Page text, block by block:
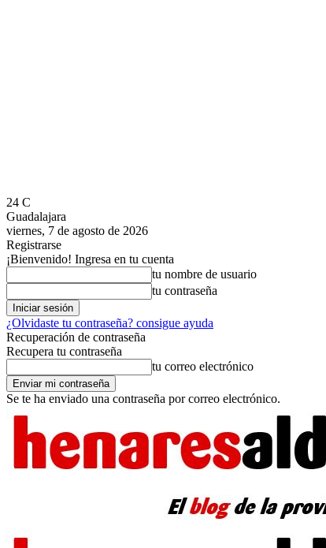
24 C
Guadalajara
viernes, 7 de agosto de 2026
Registrarse
¡Bienvenido! Ingresa en tu cuenta
tu nombre de usuario
tu contraseña
¿Olvidaste tu contraseña? consigue ayuda
Recuperación de contraseña
Recupera tu contraseña
tu correo electrónico
Se te ha enviado una contraseña por correo electrónico.